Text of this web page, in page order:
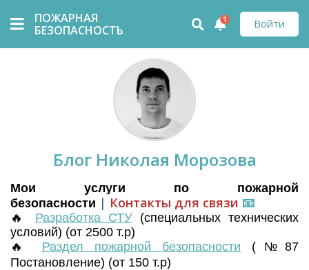
ПОЖАРНАЯ
БЕЗОПАСНОСТЬ
Войти
1
Блог Николая Морозова
Мои услуги по пожарной
безопасности | Контакты для связи 📧
🔥 Разработка СТУ (специальных технических
условий) (от 2500 т.р)
🔥 Раздел пожарной безопасности (№87
Постановление) (от 150 т.р)